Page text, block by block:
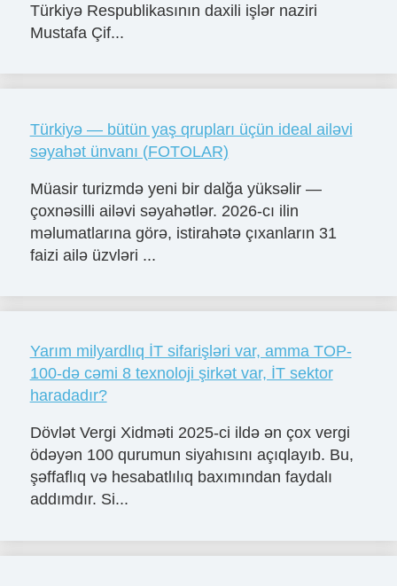
Türkiyə Respublikasının daxili işlər naziri
Mustafa Çif...
Türkiyə — bütün yaş qrupları üçün ideal ailəvi
səyahət ünvanı (FOTOLAR)
Müasir turizmdə yeni bir dalğa yüksəlir —
çoxnəsilli ailəvi səyahətlər. 2026-cı ilin
məlumatlarına görə, istirahətə çıxanların 31
faizi ailə üzvləri ...
Yarım milyardlıq İT sifarişləri var, amma TOP-
100-də cəmi 8 texnoloji şirkət var, İT sektor
haradadır?
Dövlət Vergi Xidməti 2025-ci ildə ən çox vergi
ödəyən 100 qurumun siyahısını açıqlayıb. Bu,
şəffaflıq və hesabatlılıq baxımından faydalı
addımdır. Si...